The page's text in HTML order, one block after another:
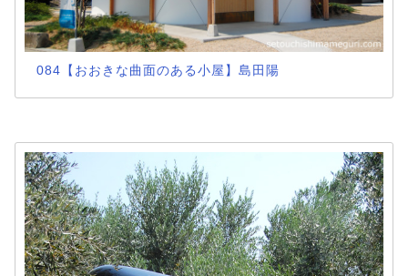
084【おおきな曲面のある小屋】島田陽